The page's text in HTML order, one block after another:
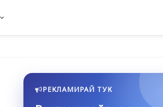
РЕКЛАМИРАЙ ТУК